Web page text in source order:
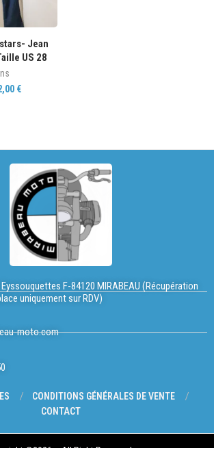
Jean
US 28
€
F-84120 MIRABEAU (Récupération
uniquement sur RDV)
moto.com
CONDITIONS GÉNÉRALES DE VENTE
CONTACT
@2026 – All Right Reserved.